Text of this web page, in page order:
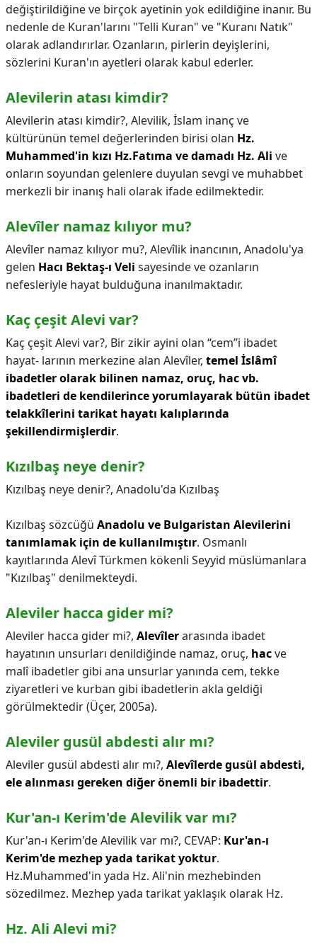
değiştirildiğine ve birçok ayetinin yok edildiğine inanır. Bu
nedenle de Kuran'larını "Telli Kuran" ve "Kuranı Natık"
olarak adlandırırlar. Ozanların, pirlerin deyişlerini,
sözlerini Kuran'ın ayetleri olarak kabul ederler.
Alevilerin atası kimdir?
Alevilerin atası kimdir?, Alevilik, İslam inanç ve
kültürünün temel değerlerinden birisi olan Hz.
Muhammed'in kızı Hz.Fatıma ve damadı Hz. Ali ve
onların soyundan gelenlere duyulan sevgi ve muhabbet
merkezli bir inanış hali olarak ifade edilmektedir.
Alevîler namaz kılıyor mu?
Alevîler namaz kılıyor mu?, Alevîlik inancının, Anadolu'ya
gelen Hacı Bektaş-ı Veli sayesinde ve ozanların
nefesleriyle hayat bulduğuna inanılmaktadır.
Kaç çeşit Alevi var?
Kaç çeşit Alevi var?, Bir zikir ayini olan “cem”i ibadet
hayat- larının merkezine alan Alevîler, temel İslâmî
ibadetler olarak bilinen namaz, oruç, hac vb.
ibadetleri de kendilerince yorumlayarak bütün ibadet
telakkîlerini tarikat hayatı kalıplarında
şekillendirmişlerdir.
Kızılbaş neye denir?
Kızılbaş neye denir?, Anadolu'da Kızılbaş
Kızılbaş sözcüğü Anadolu ve Bulgaristan Alevilerini
tanımlamak için de kullanılmıştır. Osmanlı
kayıtlarında Alevî Türkmen kökenli Seyyid müslümanlara
"Kızılbaş" denilmekteydi.
Aleviler hacca gider mi?
Aleviler hacca gider mi?, Alevîlerarasında ibadet
hayatının unsurları denildiğinde namaz, oruç, hacve
malî ibadetler gibi ana unsurlar yanında cem, tekke
ziyaretleri ve kurban gibi ibadetlerin akla geldiği
görülmektedir (Üçer, 2005a).
Aleviler gusül abdesti alır mı?
Aleviler gusül abdesti alır mı?, Alevîlerde gusül abdesti,
ele alınması gereken diğer önemli bir ibadettir.
Kur'an-ı Kerim'de Alevilik var mı?
Kur'an-ı Kerim'de Alevilik var mı?, CEVAP: Kur'an-ı
Kerim'de mezhep yada tarikat yoktur.
Hz.Muhammed'in yada Hz. Ali'nin mezhebinden
sözedilmez. Mezhep yada tarikat yaklaşık olarak Hz.
Hz. Ali Alevi mi?